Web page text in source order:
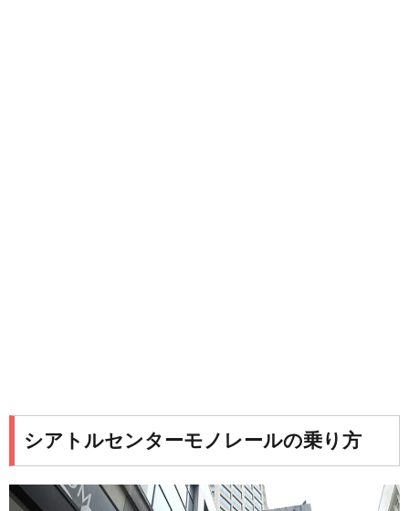
シアトルセンターモノレールの乗り方